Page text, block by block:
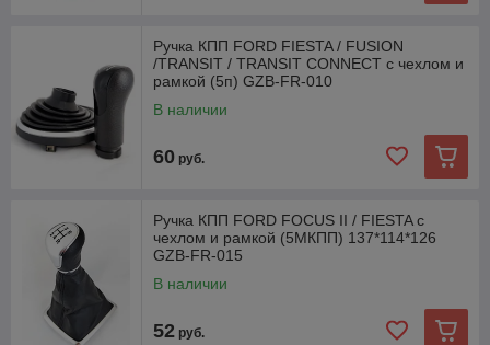
Ручка КПП FORD FIESTA / FUSION
/TRANSIT / TRANSIT CONNECT с чехлом и
рамкой (5п) GZB-FR-010
В наличии
60 руб.
Ручка КПП FORD FOCUS II / FIESTA с
чехлом и рамкой (5МКПП) 137*114*126
GZB-FR-015
В наличии
52 руб.